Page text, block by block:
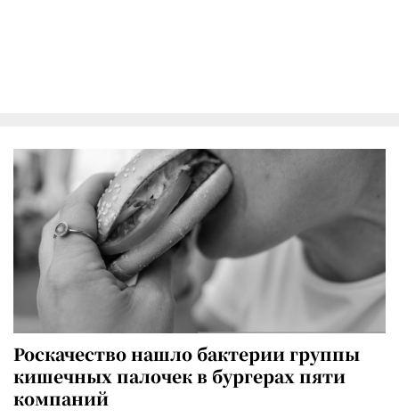
Роскачество нашло бактерии группы
кишечных палочек в бургерах пяти
компаний